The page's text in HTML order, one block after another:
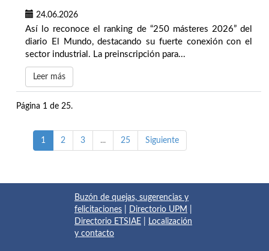
24.06.2026
Así lo reconoce el ranking de “250 másteres 2026” del
diario El Mundo, destacando su fuerte conexión con el
sector industrial. La preinscripción para...
Leer más
Página 1 de 25.
1 2 3 ... 25 Siguiente
Buzón de quejas, sugerencias y
felicitaciones
Directorio UPM
Directorio ETSIAE
Localización
y contacto